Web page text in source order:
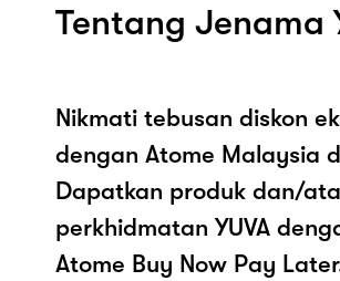
Tentang Jenama
Nikmati tebusan diskon
dengan Atome Malaysia
Dapatkan produk dan/
perkhidmatan YUVA
Atome Buy Now Pay